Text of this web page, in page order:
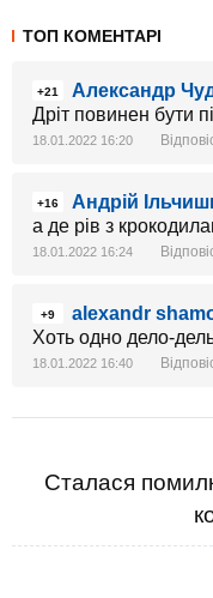
ТОП КОМЕНТАРІ
+21
Александр
Дріт повинен бути
18.01.2022 16:20
+16
Андрій
а де рів з
18.01.2022 16:24
+9
alexandr
Хоть одно дело-
18.01.2022 16:40
Сталася